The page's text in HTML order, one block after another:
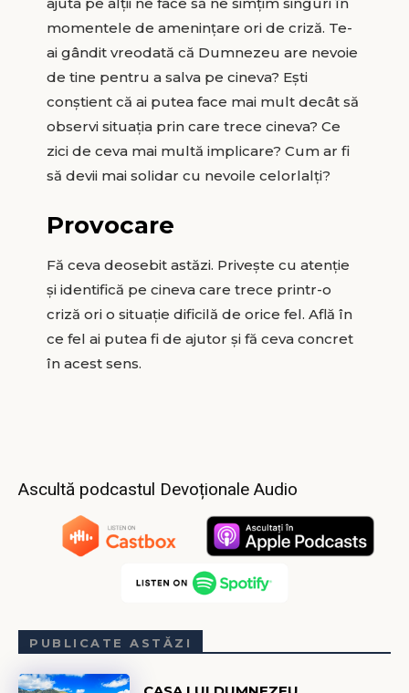
momentele de amenințare ori de criză. Te-
ai gândit vreodată că Dumnezeu are nevoie
de tine pentru a salva pe cineva? Ești
conștient că ai putea face mai mult decât să
observi situația prin care trece cineva? Ce
zici de ceva mai multă implicare? Cum ar fi
să devii mai solidar cu nevoile celorlalți?
Provocare
Fă ceva deosebit astăzi. Privește cu atenție
și identifică pe cineva care trece printr-o
criză ori o situație dificilă de orice fel. Află în
ce fel ai putea fi de ajutor și fă ceva concret
în acest sens.
Ascultă podcastul Devoționale Audio
PUBLICATE ASTĂZI